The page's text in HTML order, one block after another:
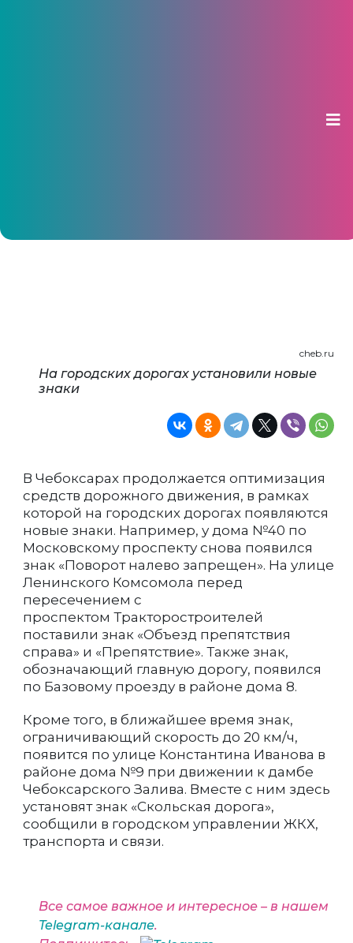
cheb.ru
На городских дорогах установили новые
знаки
В Чебоксарах продолжается оптимизация
средств дорожного движения, в рамках
которой на городских дорогах появляются
новые знаки. Например, у дома №40 по
Московскому проспекту снова появился
знак «Поворот налево запрещен». На улице
Ленинского Комсомола перед
пересечением с
проспектом Тракторостроителей
поставили знак «Объезд препятствия
справа» и «Препятствие». Также знак,
обозначающий главную дорогу, появился
по Базовому проезду в районе дома 8.
Кроме того, в ближайшее время знак,
ограничивающий скорость до 20 км/ч,
появится по улице Константина Иванова в
районе дома №9 при движении к дамбе
Чебоксарского Залива. Вместе с ним здесь
установят знак «Скольская дорога»,
сообщили в городском управлении ЖКХ,
транспорта и связи.
Все самое важное и интересное – в нашем
Telegram-канале.